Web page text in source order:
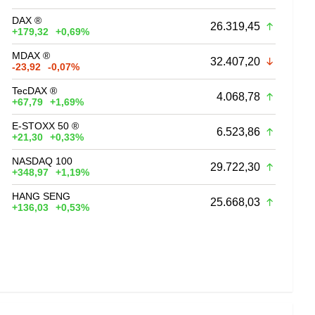
DAX ®
+179,32
+0,69% 26.319,45
MDAX ®
-23,92
-0,07% 32.407,20
TecDAX ®
+67,79
+1,69% 4.068,78
E-STOXX 50 ®
+21,30
+0,33% 6.523,86
NASDAQ 100
+348,97
+1,19% 29.722,30
HANG SENG
+136,03
+0,53% 25.668,03